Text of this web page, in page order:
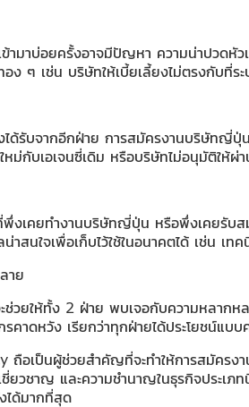
ามาบ่อยครั้งอาจมีปัญหา ความน่าปวดหั
ง ๆ เช่น บริษัทให้เบี้ยเลี้ยงไม่ตรงกับที่ร
ได้รับจากอีกฝ่าย การสมัครงานบริษัท
ม่กับเอเจนซี่เดิม หรือบริษัทไม่อนุมัติให้ผ่
พึ่งเคยทำงานบริษัทญี่ปุ่น หรือพึ่งเคยรั
นใจเพื่อเก็บไว้ใช้ในอนาคตได้ เช่น เท
าย
ช่วยให้ทั้ง 2 ฝ่าย พบเจอกับความหลา
าดหวัง เรียกว่าทุกฝ่ายได้ประโยชน์แบบ
อเป็นผู้ช่วยสำคัญที่จะทำให้การสมัคร
วชาญ และความชำนาญในธุรกิจประเ
ได้มากที่สุด